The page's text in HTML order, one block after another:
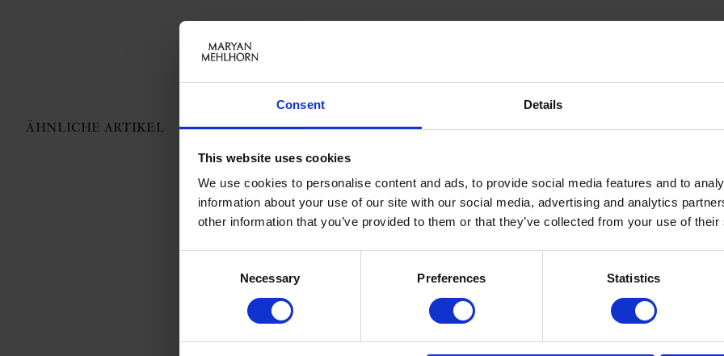
Consent Details
This website uses cookies
We use cookies to personalise content and ads, to provide social media features and to
information about your use of our site with our social media, advertising and analytics
other information that you’ve provided to them or that they’ve collected from your use of
Necessary Preferences Statistics
ÄHNLICHE ARTIKEL